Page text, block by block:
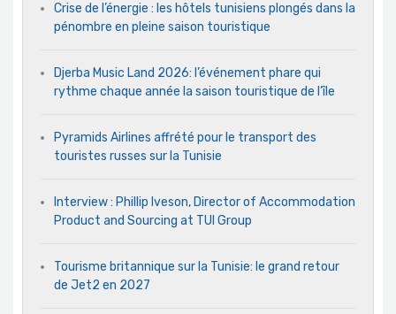
Crise de l’énergie : les hôtels tunisiens plongés dans la
pénombre en pleine saison touristique
Djerba Music Land 2026: l’événement phare qui
rythme chaque année la saison touristique de l’île
Pyramids Airlines affrété pour le transport des
touristes russes sur la Tunisie
Interview : Phillip Iveson, Director of Accommodation
Product and Sourcing at TUI Group
Tourisme britannique sur la Tunisie: le grand retour
de Jet2 en 2027